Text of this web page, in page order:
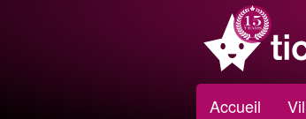
Accueil